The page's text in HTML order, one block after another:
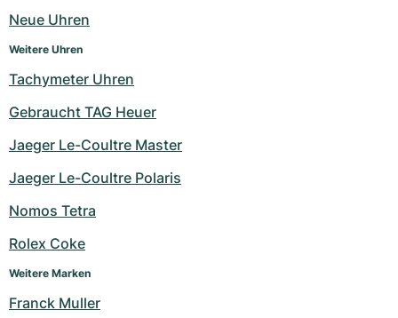
Neue Uhren
Weitere Uhren
Tachymeter Uhren
Gebraucht TAG Heuer
Jaeger Le-Coultre Master
Jaeger Le-Coultre Polaris
Nomos Tetra
Rolex Coke
Weitere Marken
Franck Muller